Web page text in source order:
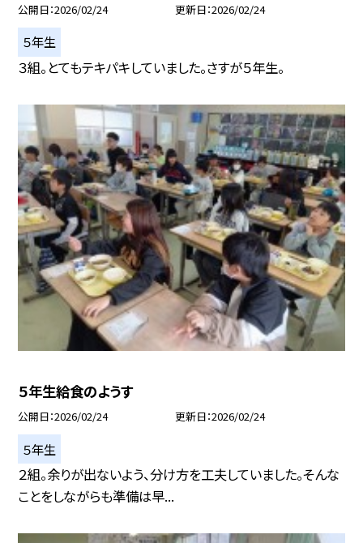
公開日 2026/02/24 更新日 2026/02/24
５年生
３組。とてもテキパキしていました。さすが５年生。
５年生給食のようす
公開日 2026/02/24 更新日 2026/02/24
５年生
２組。余りが出ないよう、分け方を工夫していました。そんな
ことをしながらも準備は早...